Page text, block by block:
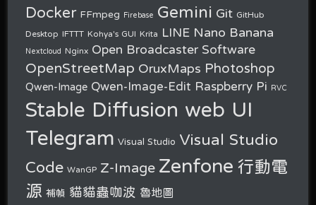
Docker FFmpeg Firebase Gemini Git GitHub
Desktop IFTTT Kohya's GUI Krita LINE Nano Banana
Nextcloud Nginx Open Broadcaster Software
OpenStreetMap OruxMaps Photoshop
Qwen-Image Qwen-Image-Edit Raspberry Pi RVC
Stable Diffusion web UI
Telegram Visual Studio Visual Studio
Code WanGP Z-Image Zenfone 行動電
源 補幀 貓貓蟲咖波 魯地圖